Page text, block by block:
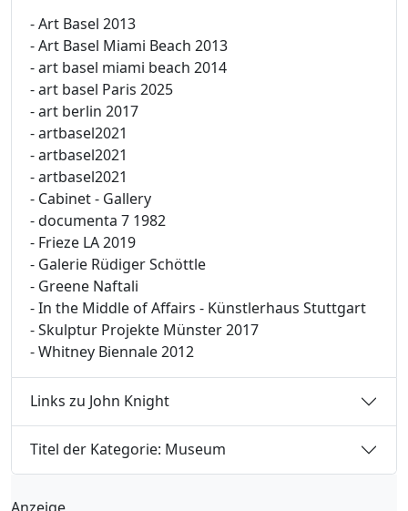
- Art Basel 2013
- Art Basel Miami Beach 2013
- art basel miami beach 2014
- art basel Paris 2025
- art berlin 2017
- artbasel2021
- artbasel2021
- artbasel2021
- Cabinet - Gallery
- documenta 7 1982
- Frieze LA 2019
- Galerie Rüdiger Schöttle
- Greene Naftali
- In the Middle of Affairs - Künstlerhaus Stuttgart
- Skulptur Projekte Münster 2017
- Whitney Biennale 2012
Links zu John Knight
Titel der Kategorie: Museum